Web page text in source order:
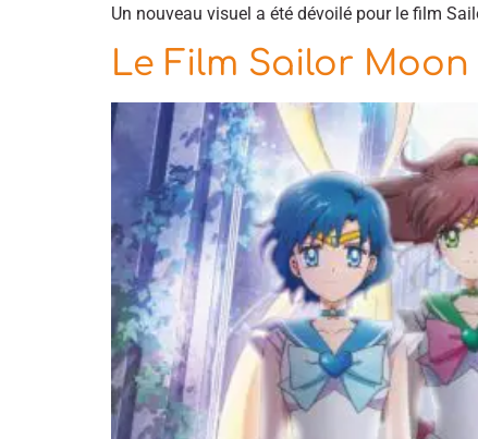
Un nouveau visuel a été dévoilé pour le film
Le Film Sailor